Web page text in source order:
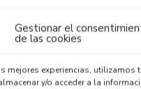
Gestionar el
de las cookies
mejores experiencias,
y/o acceder a la